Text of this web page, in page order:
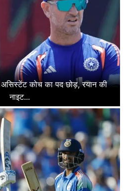
कोच का पद छोड़, रयान की
नाइट...